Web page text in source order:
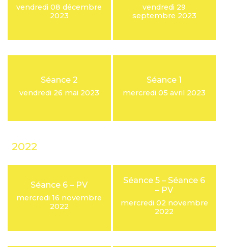
vendredi 08 décembre
2023
vendredi 29
septembre 2023
Séance 2
vendredi 26 mai 2023
Séance 1
mercredi 05 avril 2023
2022
Séance 6 – PV
mercredi 16 novembre
2022
Séance 5 – Séance 6
– PV
mercredi 02 novembre
2022